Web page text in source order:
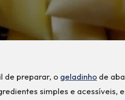
de preparar, o geladinho de
simples e acessíveis,